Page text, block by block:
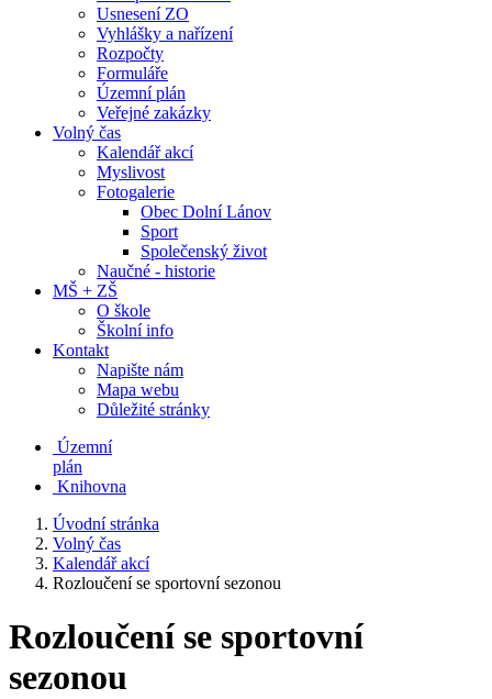
Usnesení ZO
Vyhlášky a nařízení
Rozpočty
Formuláře
Územní plán
Veřejné zakázky
Volný čas
Kalendář akcí
Myslivost
Fotogalerie
Obec Dolní Lánov
Sport
Společenský život
Naučné - historie
MŠ + ZŠ
O škole
Školní info
Kontakt
Napište nám
Mapa webu
Důležité stránky
Územní
plán
Knihovna
Úvodní stránka
Volný čas
Kalendář akcí
Rozloučení se sportovní sezonou
Rozloučení se sportovní
sezonou